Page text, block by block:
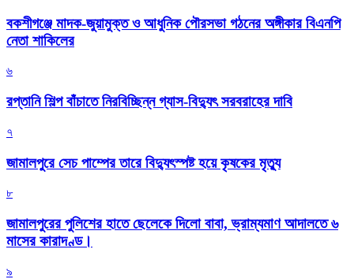
বকশীগঞ্জে মাদক-জুয়ামুক্ত ও আধুনিক পৌরসভা গঠনের অঙ্গীকার বিএনপি
নেতা শাকিলের
৬
রপ্তানি শিল্প বাঁচাতে নিরবিচ্ছিন্ন গ্যাস-বিদ্যুৎ সরবরাহের দাবি
৭
জামালপুরে সেচ পাম্পের তারে বিদ্যুৎস্পষ্ট হয়ে কৃষকের মৃত্যু
৮
জামালপুরের পুলিশের হাতে ছেলেকে দিলো বাবা, ভ্রাম্যমাণ আদালতে ৬
মাসের কারাদণ্ড।
৯